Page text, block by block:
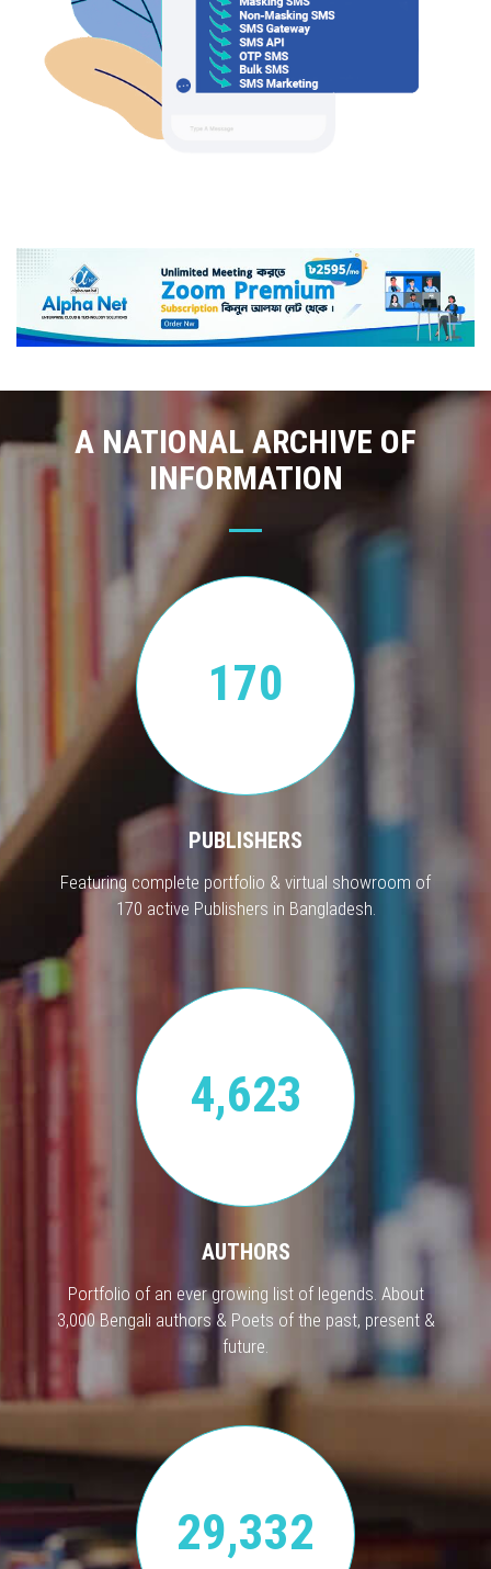
A NATIONAL ARCHIVE OF
INFORMATION
170
PUBLISHERS
Featuring complete portfolio & virtual showroom of
170 active Publishers in Bangladesh.
4,623
AUTHORS
Portfolio of an ever growing list of legends. About
3,000 Bengali authors & Poets of the past, present &
future.
29,332